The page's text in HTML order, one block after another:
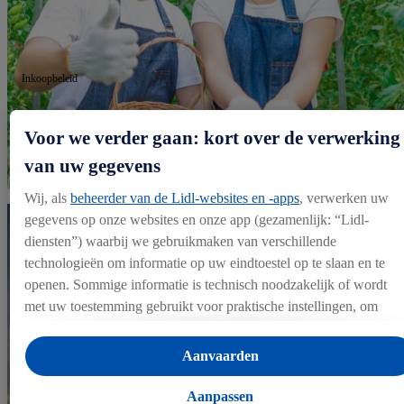
Inkoopbeleid
Voor we verder gaan: kort over de verwerking
van uw gegevens
Wij, als beheerder van de Lidl-websites en -apps, verwerken uw
gegevens op onze websites en onze app (gezamenlijk: “Lidl-
diensten”) waarbij we gebruikmaken van verschillende
technologieën om informatie op uw eindtoestel op te slaan en te
openen. Sommige informatie is technisch noodzakelijk of wordt
met uw toestemming gebruikt voor praktische instellingen, om
buiten de Lidl-diensten aan te bieden. Als u deelneemt aan het Lidl
Plus-programma, worden voor deze doeleinden eveneens
over uw koopgedrag in de winkel verzameld.
Aanpassen
Aanvaarden